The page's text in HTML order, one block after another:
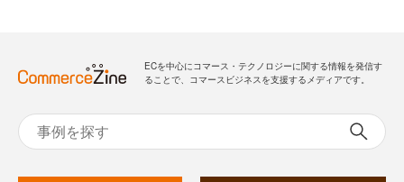
ECを中心にコマース・テクノロジーに関する情報を発信す
ることで、コマースビジネスを支援するメディアです。